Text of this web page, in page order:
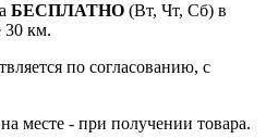
БЕСПЛАТНО (Вт, Чт, Сб) в
30 км.
по согласованию, с
месте - при получении товара.